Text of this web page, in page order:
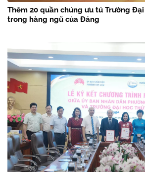
Thêm 20 quần chúng ưu tú Trường
trong hàng ngũ của Đảng